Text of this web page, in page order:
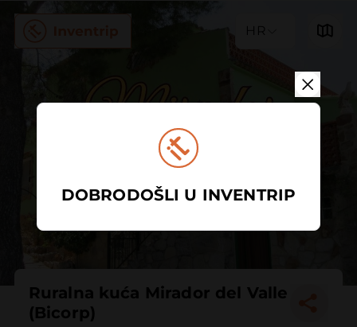
HR
Ruralna kuća Mirador del Valle
(Bicorp)
DOBRODOŠLI U INVENTRIP